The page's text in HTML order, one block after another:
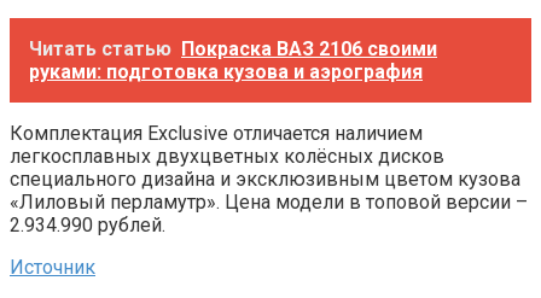
Читать статью Покраска ВАЗ 2106 своими
руками: подготовка кузова и аэрография
Комплектация Exclusive отличается наличием
легкосплавных двухцветных колёсных дисков
специального дизайна и эксклюзивным цветом кузова
«Лиловый перламутр». Цена модели в топовой версии –
2.934.990 рублей.
Источник